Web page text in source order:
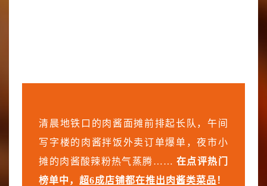
清晨地铁口的肉酱面摊前排起长队，午间
写字楼的肉酱拌饭外卖订单爆单，夜市小
摊的肉酱酸辣粉热气蒸腾……在点评热门
榜单中，超6成店铺都在推出肉酱类菜品 ！